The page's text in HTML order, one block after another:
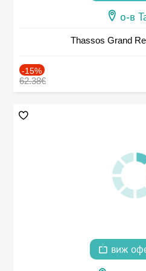
о-в
Thassos Grand
-15%
62.38€
виж